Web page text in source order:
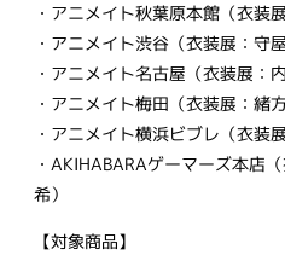
・アニメイト秋葉原本館（衣装
・アニメイト渋谷（衣装展：守
・アニメイト名古屋（衣装展：
・アニメイト梅田（衣装展：緒
・アニメイト横浜ビブレ（衣装
・AKIHABARAゲーマーズ本店
希）
【対象商品】